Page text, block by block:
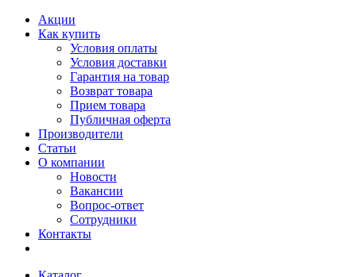
Акции
Как купить
Условия оплаты
Условия доставки
Гарантия на товар
Возврат товара
Прием товара
Публичная оферта
Производители
Статьи
О компании
Новости
Вакансии
Вопрос-ответ
Сотрудники
Контакты